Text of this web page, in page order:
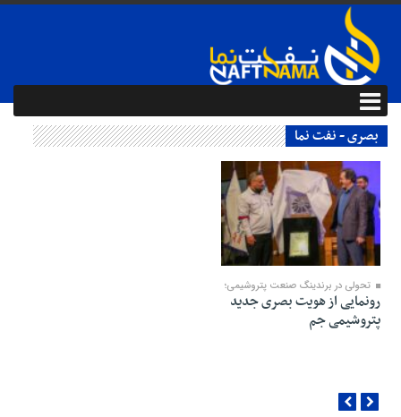
بصری - نفت نما
16 مرداد 1404
تحولی در برندینگ صنعت پتروشیمی؛
رونمایی از هویت بصری جدید
پتروشیمی جم